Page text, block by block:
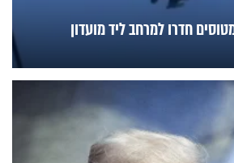
חדרו למרחב ליד מועדון